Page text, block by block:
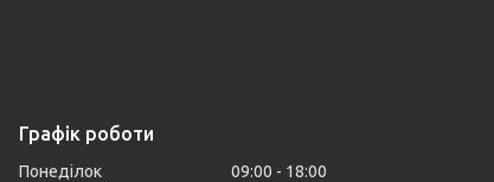
Графік роботи
Понеділок 09:00
18:00